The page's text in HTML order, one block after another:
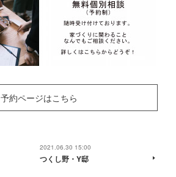
予約ページはこちら
2021.06.30 15:00
つくし野・Y邸